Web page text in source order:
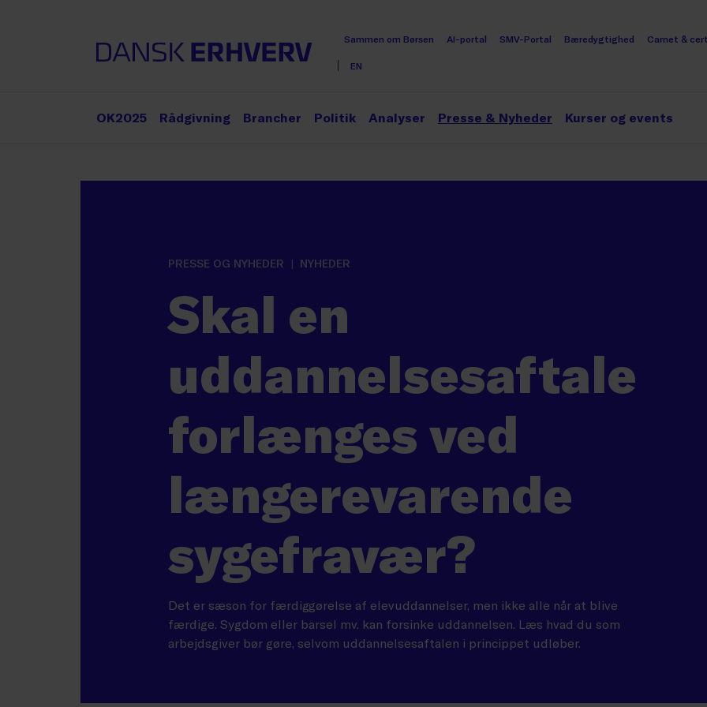
Sammen om Børsen AI-portal SMV-Portal Bæredygtighed Carnet &
EN
OK2025 Rådgivning Brancher Politik Analyser Presse & Nyheder Kurser og events
PRESSE OG NYHEDER
NYHEDER
Skal en
uddannelsesaftale
forlænges ved
længerevarende
sygefravær?
Det er sæson for færdiggørelse af elevuddannelser, men ikke alle når at blive
færdige. Sygdom eller barsel mv. kan forsinke uddannelsen. Læs hvad du som
arbejdsgiver bør gøre, selvom uddannelsesaftalen i princippet udløber.